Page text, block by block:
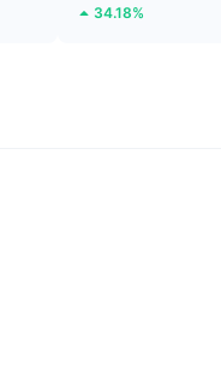
34.18%